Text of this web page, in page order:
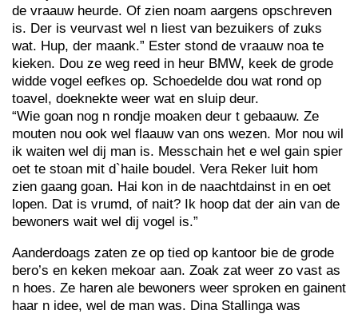
de vraauw heurde. Of zien noam aargens opschreven
is. Der is veurvast wel n liest van bezuikers of zuks
wat. Hup, der maank.” Ester stond de vraauw noa te
kieken. Dou ze weg reed in heur BMW, keek de grode
widde vogel eefkes op. Schoedelde dou wat rond op
toavel, doeknekte weer wat en sluip deur.
“Wie goan nog n rondje moaken deur t gebaauw. Ze
mouten nou ook wel flaauw van ons wezen. Mor nou wil
ik waiten wel dij man is. Messchain het e wel gain spier
oet te stoan mit d`haile boudel. Vera Reker luit hom
zien gaang goan. Hai kon in de naachtdainst in en oet
lopen. Dat is vrumd, of nait? Ik hoop dat der ain van de
bewoners wait wel dij vogel is.”
Aanderdoags zaten ze op tied op kantoor bie de grode
bero’s en keken mekoar aan. Zoak zat weer zo vast as
n hoes. Ze haren ale bewoners weer sproken en gainent
haar n idee, wel de man was. Dina Stallinga was